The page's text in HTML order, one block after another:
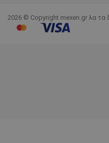
2026 © Copyright mexen.gr λα τα